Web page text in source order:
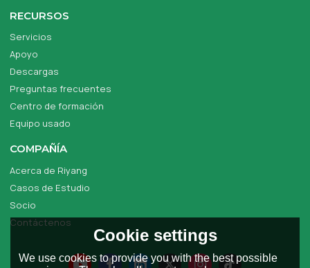
RECURSOS
Servicios
Apoyo
Descargas
Preguntas frecuentes
Centro de formación
Equipo usado
COMPAÑÍA
Acerca de Riyang
Casos de Estudio
Socio
Contáctenos
Cookie settings
We use cookies to provide you with the best possible